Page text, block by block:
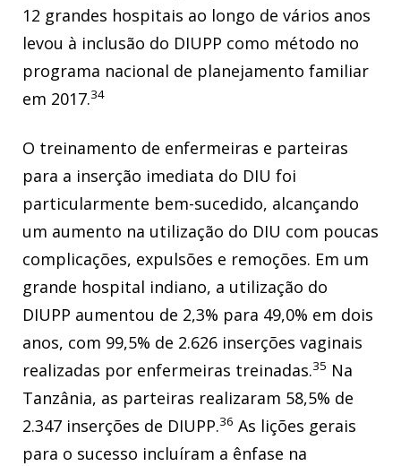
12 grandes hospitais ao longo de vários anos
levou à inclusão do DIUPP como método no
programa nacional de planejamento familiar
em 2017.34
O treinamento de enfermeiras e parteiras
para a inserção imediata do DIU foi
particularmente bem-sucedido, alcançando
um aumento na utilização do DIU com poucas
complicações, expulsões e remoções. Em um
grande hospital indiano, a utilização do
DIUPP aumentou de 2,3% para 49,0% em dois
anos, com 99,5% de 2.626 inserções vaginais
realizadas por enfermeiras treinadas.35 Na
Tanzânia, as parteiras realizaram 58,5% de
2.347 inserções de DIUPP.36 As lições gerais
para o sucesso incluíram a ênfase na